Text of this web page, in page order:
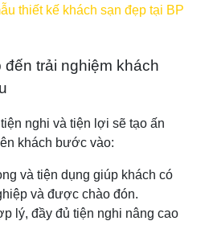
thiết kế khách sạn đẹp tại BP
trải nghiệm khách
nghi và tiện lợi sẽ tạo ấn
khách bước vào:
và tiện dụng giúp khách có
và được chào đón.
lý, đầy đủ tiện nghi nâng cao